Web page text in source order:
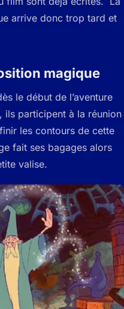
arrive donc trop tard et
magique
le début de l’aventure
participent à la réunion
les contours de cette
fait ses bagages alors
valise.